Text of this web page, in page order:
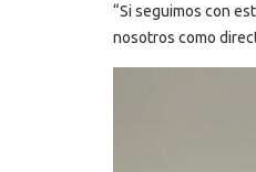
“Si seguimos con
nosotros como